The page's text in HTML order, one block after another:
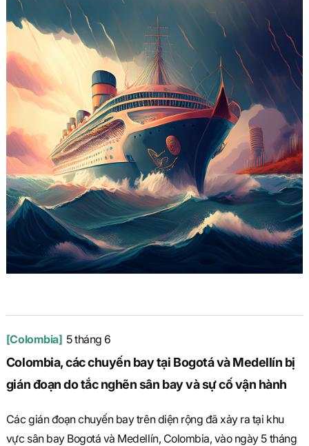
[Colombia] 5 tháng 6
Colombia, các chuyến bay tại Bogotá và Medellín bị
gián đoạn do tắc nghẽn sân bay và sự cố vận hành
Các gián đoạn chuyến bay trên diện rộng đã xảy ra tại khu
vực sân bay Bogotá và Medellín, Colombia, vào ngày 5 tháng